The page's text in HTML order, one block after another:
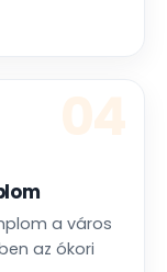
a város
az ókori